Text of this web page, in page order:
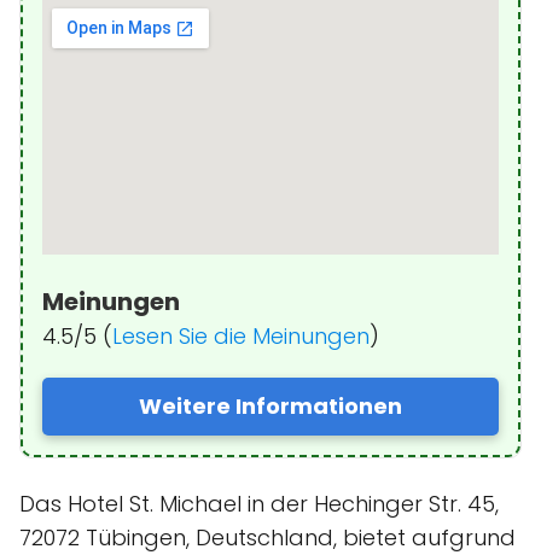
Meinungen
4.5/5 (Lesen Sie die Meinungen)
Weitere Informationen
Das Hotel St. Michael in der Hechinger Str. 45,
72072 Tübingen, Deutschland, bietet aufgrund